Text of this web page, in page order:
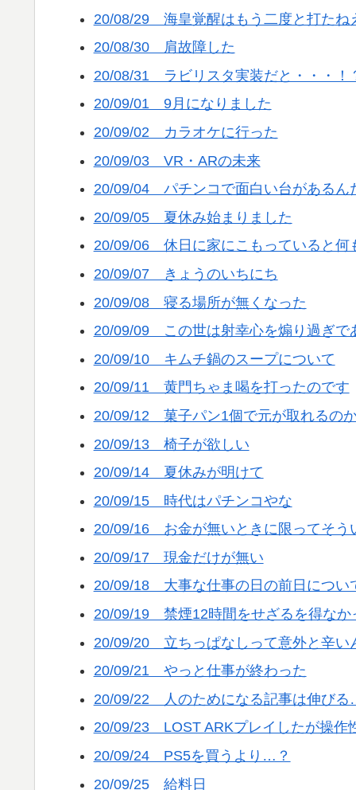
20/08/29 海皇覚醒はもう二度と打たね
20/08/30 肩故障した
20/08/31 ラビリスタ実装だと・・・！
20/09/01 9月になりました
20/09/02 カラオケに行った
20/09/03 VR・ARの未来
20/09/04 パチンコで面白い台があるん
20/09/05 夏休み始まりました
20/09/06 休日に家にこもっていると何
20/09/07 きょうのいちにち
20/09/08 寝る場所が無くなった
20/09/09 この世は射幸心を煽り過ぎで
20/09/10 キムチ鍋のスープについて
20/09/11 黄門ちゃま喝を打ったのです
20/09/12 菓子パン1個で元が取れるの
20/09/13 椅子が欲しい
20/09/14 夏休みが明けて
20/09/15 時代はパチンコやな
20/09/16 お金が無いときに限ってそう
20/09/17 現金だけが無い
20/09/18 大事な仕事の日の前日につい
20/09/19 禁煙12時間をせざるを得なか
20/09/20 立ちっぱなしって意外と辛い
20/09/21 やっと仕事が終わった
20/09/22 人のためになる記事は伸びる
20/09/23 LOST ARKプレイしたが操作
20/09/24 PS5を買うより…？
20/09/25 給料日